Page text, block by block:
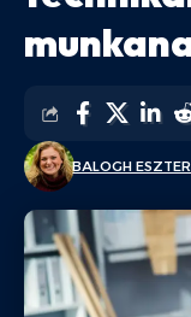
BALOGH ESZTER